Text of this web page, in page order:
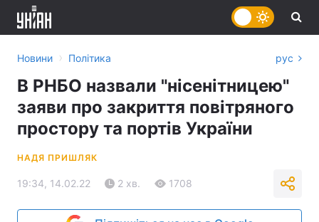
Новини › Політика рус
В РНБО назвали "нісенітницею"
заяви про закриття повітряного
простору та портів України
НАДЯ ПРИШЛЯК
19:34, 14.02.22 2 хв. 1708